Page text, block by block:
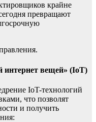
крайне
превращают
вещей» (IoT)
IoT-технологий
что позволят
и получить